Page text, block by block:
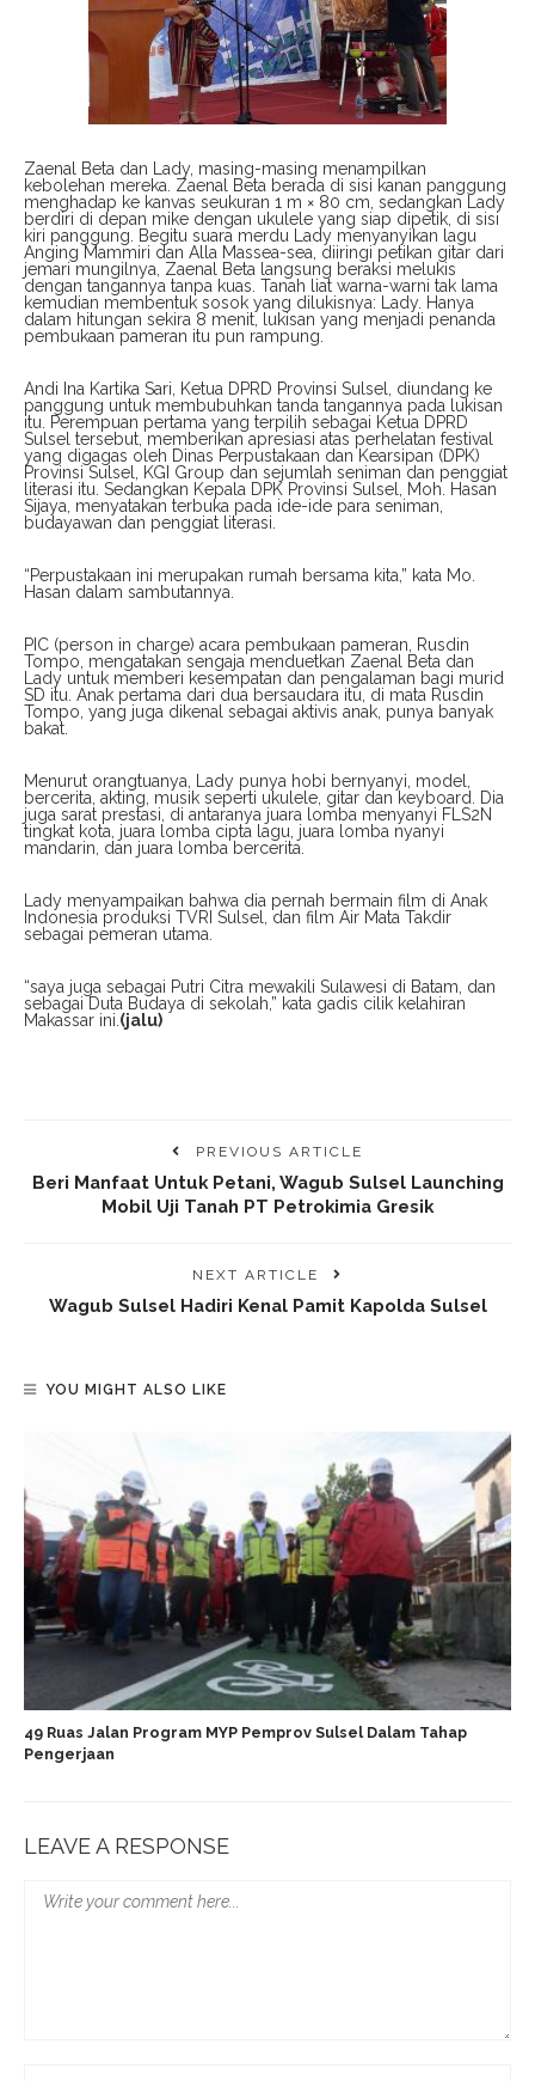
Zaenal Beta dan Lady, masing-masing menampilkan
kebolehan mereka. Zaenal Beta berada di sisi kanan panggung
menghadap ke kanvas seukuran 1 m × 80 cm, sedangkan Lady
berdiri di depan mike dengan ukulele yang siap dipetik, di sisi
kiri panggung. Begitu suara merdu Lady menyanyikan lagu
Anging Mammiri dan Alla Massea-sea, diiringi petikan gitar dari
jemari mungilnya, Zaenal Beta langsung beraksi melukis
dengan tangannya tanpa kuas. Tanah liat warna-warni tak lama
kemudian membentuk sosok yang dilukisnya: Lady. Hanya
dalam hitungan sekira 8 menit, lukisan yang menjadi penanda
pembukaan pameran itu pun rampung.
Andi Ina Kartika Sari, Ketua DPRD Provinsi Sulsel, diundang ke
panggung untuk membubuhkan tanda tangannya pada lukisan
itu. Perempuan pertama yang terpilih sebagai Ketua DPRD
Sulsel tersebut, memberikan apresiasi atas perhelatan festival
yang digagas oleh Dinas Perpustakaan dan Kearsipan (DPK)
Provinsi Sulsel, KGI Group dan sejumlah seniman dan penggiat
literasi itu. Sedangkan Kepala DPK Provinsi Sulsel, Moh. Hasan
Sijaya, menyatakan terbuka pada ide-ide para seniman,
budayawan dan penggiat literasi.
“Perpustakaan ini merupakan rumah bersama kita,” kata Mo.
Hasan dalam sambutannya.
PIC (person in charge) acara pembukaan pameran, Rusdin
Tompo, mengatakan sengaja menduetkan Zaenal Beta dan
Lady untuk memberi kesempatan dan pengalaman bagi murid
SD itu. Anak pertama dari dua bersaudara itu, di mata Rusdin
Tompo, yang juga dikenal sebagai aktivis anak, punya banyak
bakat.
Menurut orangtuanya, Lady punya hobi bernyanyi, model,
bercerita, akting, musik seperti ukulele, gitar dan keyboard. Dia
juga sarat prestasi, di antaranya juara lomba menyanyi FLS2N
tingkat kota, juara lomba cipta lagu, juara lomba nyanyi
mandarin, dan juara lomba bercerita.
Lady menyampaikan bahwa dia pernah bermain film di Anak
Indonesia produksi TVRI Sulsel, dan film Air Mata Takdir
sebagai pemeran utama.
“saya juga sebagai Putri Citra mewakili Sulawesi di Batam, dan
sebagai Duta Budaya di sekolah,” kata gadis cilik kelahiran
Makassar ini.(jalu)
PREVIOUS ARTICLE
Beri Manfaat Untuk Petani, Wagub Sulsel Launching
Mobil Uji Tanah PT Petrokimia Gresik
NEXT ARTICLE
Wagub Sulsel Hadiri Kenal Pamit Kapolda Sulsel
YOU MIGHT ALSO LIKE
49 Ruas Jalan Program MYP Pemprov Sulsel Dalam Tahap
Pengerjaan
LEAVE A RESPONSE